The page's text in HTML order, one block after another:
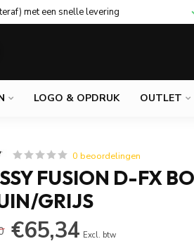
met een snelle levering
LOGO & OPDRUK OUTLET
0 beoordelingen
FUSION D-FX
GRIJS
€65,34 Excl. btw